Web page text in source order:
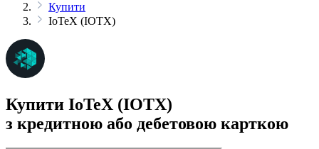
Купити
IoTeX (IOTX)
Купити IoTeX (IOTX)
з кредитною або дебетовою карткою